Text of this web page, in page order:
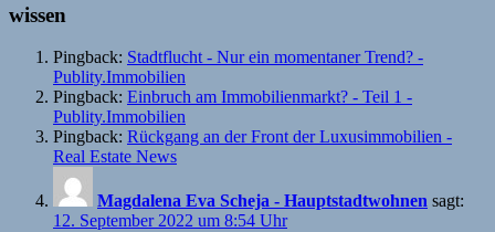
wissen
Pingback: Stadtflucht - Nur ein momentaner Trend? -
Publity.Immobilien
Pingback: Einbruch am Immobilienmarkt? - Teil 1 -
Publity.Immobilien
Pingback: Rückgang an der Front der Luxusimmobilien -
Real Estate News
Magdalena Eva Scheja - Hauptstadtwohnen sagt:
12. September 2022 um 8:54 Uhr